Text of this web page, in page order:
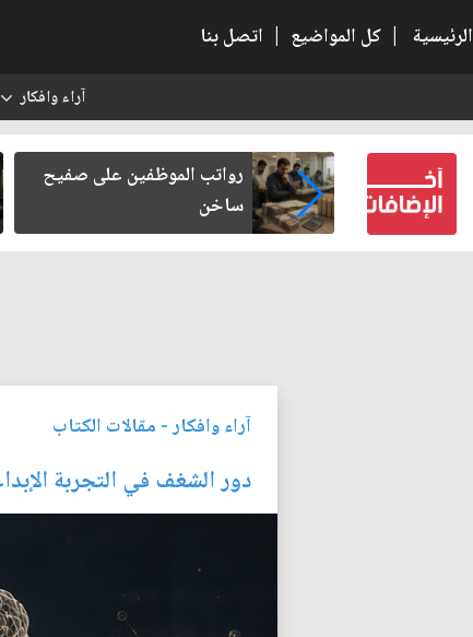
الرئيسية | كل المواضيع | اتصل بنا
آراء وافكار
الحضارات
رواتب الموظفين على صفيح
ساخن
آراء وافكار- مقالات الكتاب
دور الشغف في التجربة